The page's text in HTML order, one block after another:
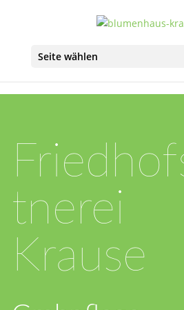
Seite wählen
tnerei
Krause